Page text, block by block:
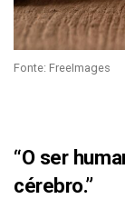
Fonte: FreeImages
“O ser
cérebro.”